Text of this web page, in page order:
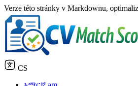
Verze této stránky v Markdownu,
CS